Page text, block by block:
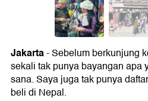
Jakarta- Sebelum berkunjung
sekali tak punya bayangan apa
sana. Saya juga tak punya
beli di Nepal.